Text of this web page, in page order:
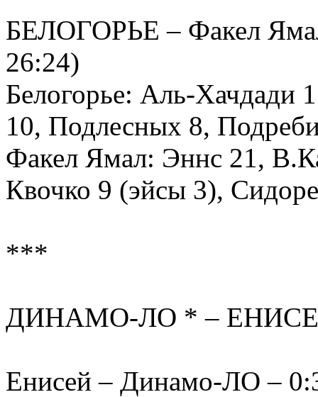
БЕЛОГОРЬЕ – Факел
26:24)
Белогорье: Аль-Хачдади
10, Подлесных 8,
Факел Ямал: Эннс 21,
Квочко 9 (эйсы 3),
***
ДИНАМО-ЛО * – ЕНИСЕЙ
Енисей – Динамо-ЛО –